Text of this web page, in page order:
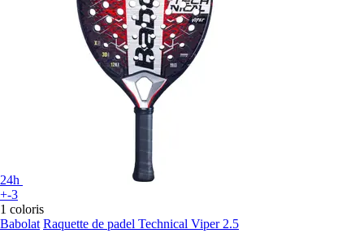
24h
+-3
1 coloris
Babolat Raquette de padel Technical Viper 2.5